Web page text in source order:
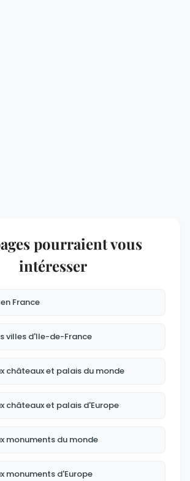
pourraient vous
intéresser
France
villes d'Ile-de-France
châteaux et palais du monde
châteaux et palais d'Europe
monuments du monde
monuments d'Europe